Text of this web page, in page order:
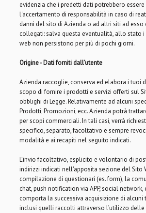
evidenzia che i predetti dati potrebbero
l'accertamento di responsabilità in caso di
danni del sito di Azienda o ad altri siti ad esso
collegati: salva questa eventualità, allo stato
web non persistono per più di pochi giorni.
Origine - Dati forniti dall’utente
Azienda raccoglie, conserva ed elabora i tuoi
scopo di fornire i prodotti e servizi offerti sul
obblighi di Legge. Relativamente ad alcuni
Prodotti, Promozioni, ecc. Azienda potrà
per scopi commerciali. In tali casi, verrà
specifico, separato, facoltativo e sempre
modalità e ai recapiti nel seguito indicati.
L’invio facoltativo, esplicito e volontario di
indirizzi indicati nell'apposita sezione del Sito
compilazione di questionari (es. form), la
chat, push notification via APP, social network,
comporta la successiva acquisizione di alcuni
inclusi quelli raccolti attraverso l’utilizzo delle